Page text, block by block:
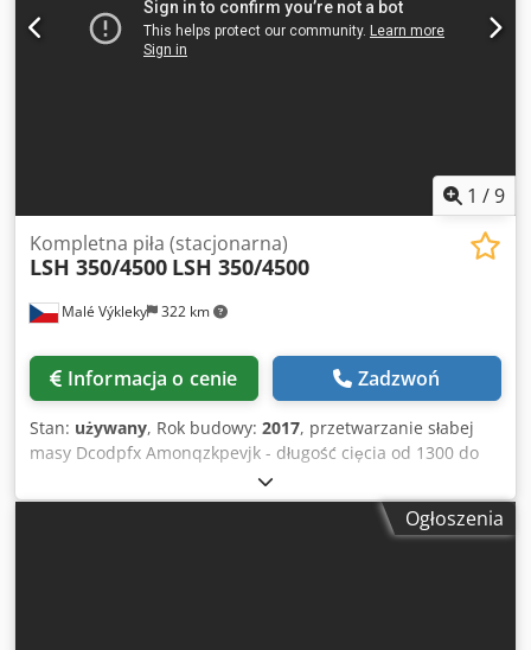
Skrzynka na trociny
1 /9
Malé Výkleky 322 km
Kompletna piła (stacjonarna)
LSH 350/4500 LSH 350/4500
Informacja o cenie Zadzwoń
Stan: używany, Rok budowy: 2017, przetwarzanie słabej
masy Dcodpfx Amonqzkpevjk - długość cięcia od 1300 do
4500 mm - średnica kłody od 130 do 350 mm - produkcja
100 m3 / zmianę - całkowita moc 230 kW.
Ogłoszenia